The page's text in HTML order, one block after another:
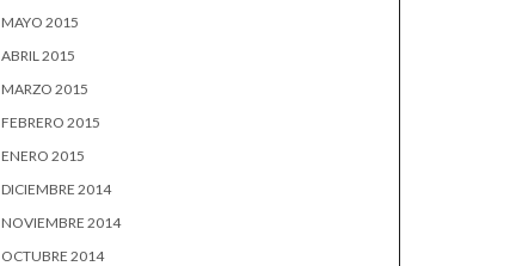
MAYO 2015
ABRIL 2015
MARZO 2015
FEBRERO 2015
ENERO 2015
DICIEMBRE 2014
NOVIEMBRE 2014
OCTUBRE 2014